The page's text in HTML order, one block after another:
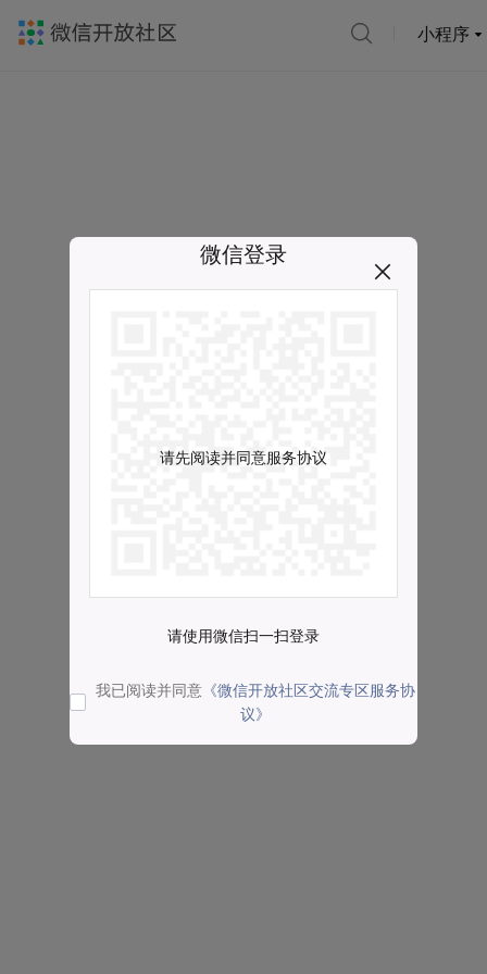
小程序
微信登录
请先阅读并同意服务协议
请使用微信扫一扫登录
我已阅读并同意 《微信开放社区交流专区服务协
议》